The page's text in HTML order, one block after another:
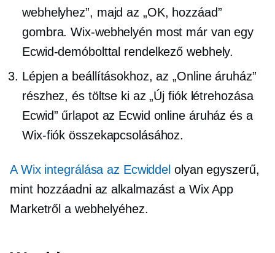
webhelyhez”, majd az „OK, hozzáad”
gombra. Wix-webhelyén most már van egy
Ecwid-demóbolttal rendelkező webhely.
Lépjen a beállításokhoz, az „Online áruház”
részhez, és töltse ki az „Új fiók létrehozása
Ecwid” űrlapot az Ecwid online áruház és a
Wix-fiók összekapcsolásához.
A Wix integrálása az Ecwiddel olyan egyszerű,
mint hozzáadni az alkalmazást a Wix App
Marketről a webhelyéhez.